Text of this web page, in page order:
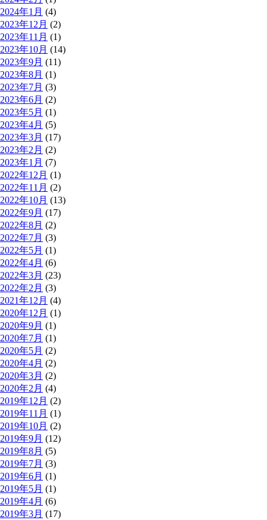
2024年1月 (4)
2023年12月 (2)
2023年11月 (1)
2023年10月 (14)
2023年9月 (11)
2023年8月 (1)
2023年7月 (3)
2023年6月 (2)
2023年5月 (1)
2023年4月 (5)
2023年3月 (17)
2023年2月 (2)
2023年1月 (7)
2022年12月 (1)
2022年11月 (2)
2022年10月 (13)
2022年9月 (17)
2022年8月 (2)
2022年7月 (3)
2022年5月 (1)
2022年4月 (6)
2022年3月 (23)
2022年2月 (3)
2021年12月 (4)
2020年12月 (1)
2020年9月 (1)
2020年7月 (1)
2020年5月 (2)
2020年4月 (2)
2020年3月 (2)
2020年2月 (4)
2019年12月 (2)
2019年11月 (1)
2019年10月 (2)
2019年9月 (12)
2019年8月 (5)
2019年7月 (3)
2019年6月 (1)
2019年5月 (1)
2019年4月 (6)
2019年3月 (17)